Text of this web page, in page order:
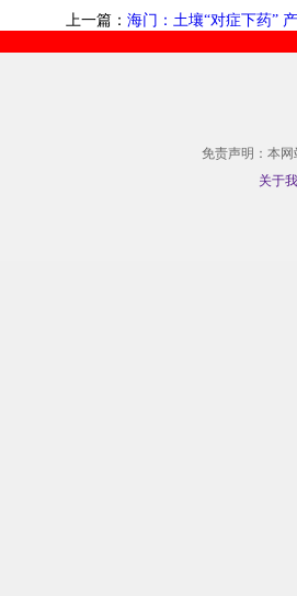
上一篇： 海门：土壤“对症下药”
免责声明：本
关于